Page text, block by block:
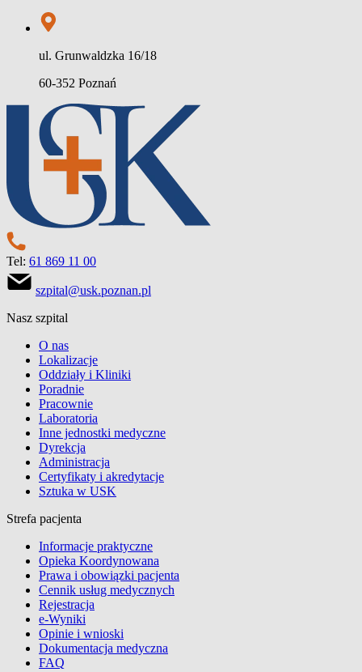
ul. Grunwaldzka 16/18
60-352 Poznań
Tel: 61 869 11 00
szpital@usk.poznan.pl
Nasz szpital
O nas
Lokalizacje
Oddziały i Kliniki
Poradnie
Pracownie
Laboratoria
Inne jednostki medyczne
Dyrekcja
Administracja
Certyfikaty i akredytacje
Sztuka w USK
Strefa pacjenta
Informacje praktyczne
Opieka Koordynowana
Prawa i obowiązki pacjenta
Cennik usług medycznych
Rejestracja
e-Wyniki
Opinie i wnioski
Dokumentacja medyczna
FAQ